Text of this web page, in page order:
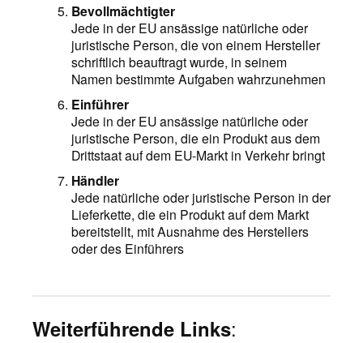
Bevollmächtigter
Jede in der EU ansässige natürliche oder
juristische Person, die von einem Hersteller
schriftlich beauftragt wurde, in seinem
Namen bestimmte Aufgaben wahrzunehmen
Einführer
Jede in der EU ansässige natürliche oder
juristische Person, die ein Produkt aus dem
Drittstaat auf dem EU-Markt in Verkehr bringt
Händler
Jede natürliche oder juristische Person in der
Lieferkette, die ein Produkt auf dem Markt
bereitstellt, mit Ausnahme des Herstellers
oder des Einführers
Weiterführende Links: